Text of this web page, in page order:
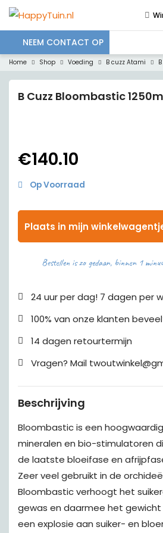
NEEM CONTACT OP
Home Shop Voeding B cuzz Atami
B Cuzz Bloombastic
€140.10
Op Voorraad
Plaats in mijn
Bestellen is zo gedaan, binnen 1
24 uur per dag! 7 dagen per
100% van onze klanten
14 dagen retourtermijn
Vragen? Mail
Beschrijving
Bloombastic is een
mineralen en bio-stimulatoren
de laatste bloeifase en
Zeer veel gebruikt in de
Bloombastic verhoogt het
gewas en daarmee het gewicht
een explosie aan suiker- en